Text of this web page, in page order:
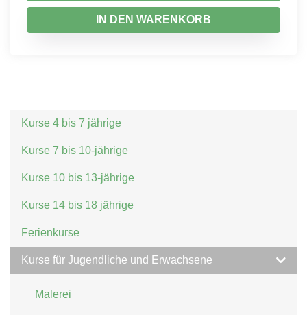
IN DEN WARENKORB
Kurse 4 bis 7 jährige
Kurse 7 bis 10-jährige
Kurse 10 bis 13-jährige
Kurse 14 bis 18 jährige
Ferienkurse
Kurse für Jugendliche und Erwachsene
Malerei